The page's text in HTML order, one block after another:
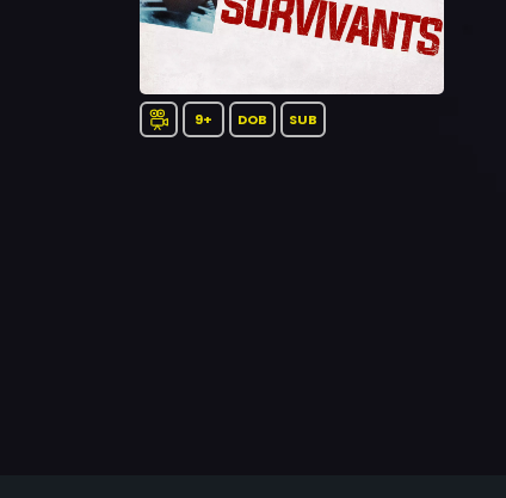
9+ DOB SUB